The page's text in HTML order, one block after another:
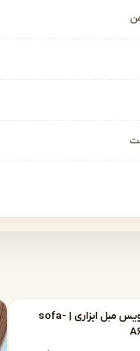
سرویس مبل ابزاری | sofa-